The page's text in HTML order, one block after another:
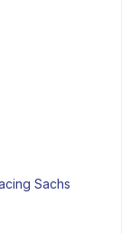
Sachs